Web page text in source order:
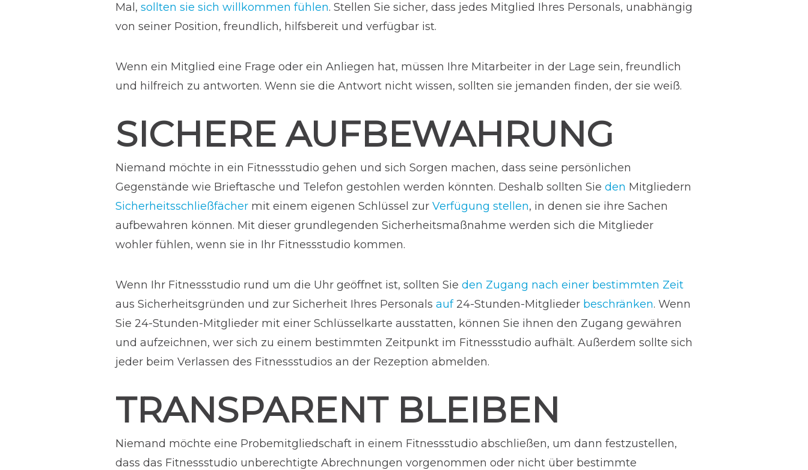
Mal, sollten sie sich willkommen fühlen. Stellen Sie sicher, dass jedes Mitglied Ihres Personals, unabhängig
von seiner Position, freundlich, hilfsbereit und verfügbar ist.
Wenn ein Mitglied eine Frage oder ein Anliegen hat, müssen Ihre Mitarbeiter in der Lage sein, freundlich
und hilfreich zu antworten. Wenn sie die Antwort nicht wissen, sollten sie jemanden finden, der sie weiß.
SICHERE AUFBEWAHRUNG
Niemand möchte in ein Fitnessstudio gehen und sich Sorgen machen, dass seine persönlichen
Gegenstände wie Brieftasche und Telefon gestohlen werden könnten. Deshalb sollten Sie den Mitgliedern
Sicherheitsschließfächer mit einem eigenen Schlüssel zur Verfügung stellen, in denen sie ihre Sachen
aufbewahren können. Mit dieser grundlegenden Sicherheitsmaßnahme werden sich die Mitglieder
wohler fühlen, wenn sie in Ihr Fitnessstudio kommen.
Wenn Ihr Fitnessstudio rund um die Uhr geöffnet ist, sollten Sie den Zugang nach einer bestimmten Zeit
aus Sicherheitsgründen und zur Sicherheit Ihres Personals auf24-Stunden-Mitglieder beschränken. Wenn
Sie 24-Stunden-Mitglieder mit einer Schlüsselkarte ausstatten, können Sie ihnen den Zugang gewähren
und aufzeichnen, wer sich zu einem bestimmten Zeitpunkt im Fitnessstudio aufhält. Außerdem sollte sich
jeder beim Verlassen des Fitnessstudios an der Rezeption abmelden.
TRANSPARENT BLEIBEN
Niemand möchte eine Probemitgliedschaft in einem Fitnessstudio abschließen, um dann festzustellen,
dass das Fitnessstudio unberechtigte Abrechnungen vorgenommen oder nicht über bestimmte